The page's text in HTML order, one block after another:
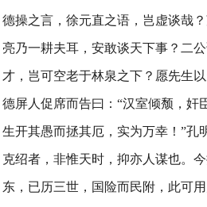
德操之言，徐元直之语，岂虚谈哉
亮乃一耕夫耳，安敢谈天下事？二
才，岂可空老于林泉之下？愿先生
德屏人促席而告曰：“汉室倾颓，奸
生开其愚而拯其厄，实为万幸！”孔
克绍者，非惟天时，抑亦人谋也。
东，已历三世，国险而民附，此可